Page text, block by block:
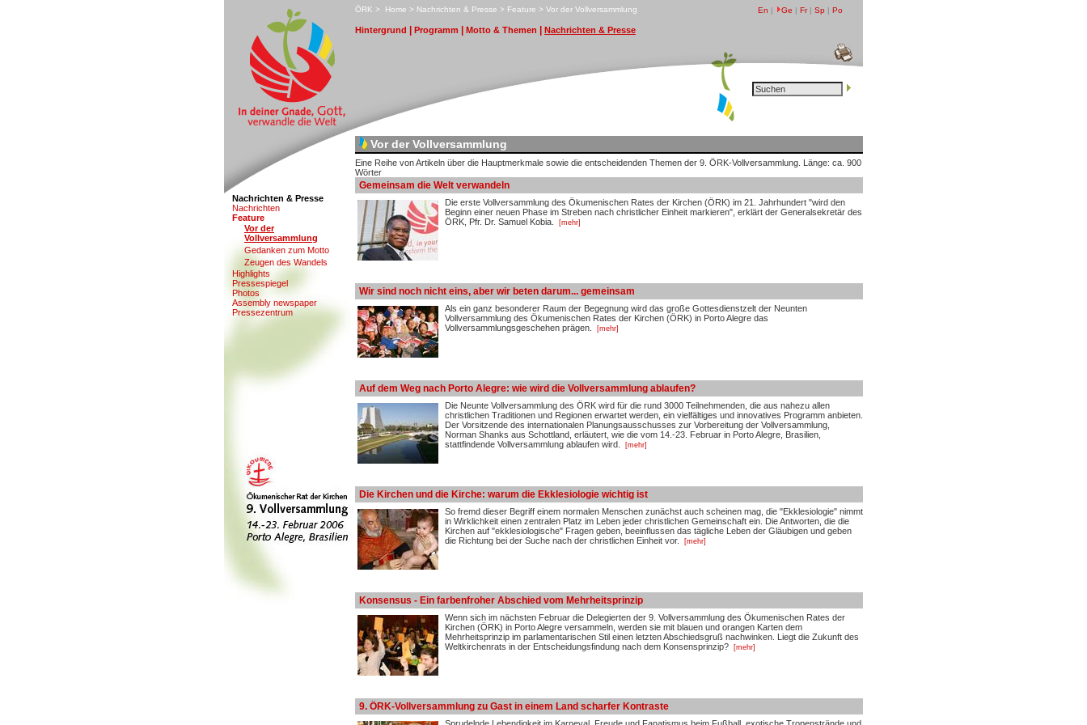
ÖRK > Home > Nachrichten & Presse > Feature > Vor der Vollversammlung En | Ge | Fr| Sp | Po
Hintergrund Programm Motto & Themen Nachrichten & Presse
Nachrichten & Presse
Nachrichten
Feature
Vor der
Vollversammlung
Gedanken zum Motto
Zeugen des Wandels
Highlights
Pressespiegel
Photos
Assembly newspaper
Pressezentrum
Vor der Vollversammlung
Eine Reihe von Artikeln über die Hauptmerkmale sowie die entscheidenden Themen der 9. ÖRK-Vollversammlung. Länge: ca. 900
Wörter
Gemeinsam die Welt verwandeln
Die erste Vollversammlung des Ökumenischen Rates der Kirchen (ÖRK) im 21. Jahrhundert "wird den
Beginn einer neuen Phase im Streben nach christlicher Einheit markieren", erklärt der Generalsekretär des
ÖRK, Pfr. Dr. Samuel Kobia.
[mehr]
Wir sind noch nicht eins, aber wir beten darum... gemeinsam
Als ein ganz besonderer Raum der Begegnung wird das große Gottesdienstzelt der Neunten
Vollversammlung des Ökumenischen Rates der Kirchen (ÖRK) in Porto Alegre das
Vollversammlungsgeschehen prägen.
[mehr]
Auf dem Weg nach Porto Alegre: wie wird die Vollversammlung ablaufen?
Die Neunte Vollversammlung des ÖRK wird für die rund 3000 Teilnehmenden, die aus nahezu allen
christlichen Traditionen und Regionen erwartet werden, ein vielfältiges und innovatives Programm anbieten.
Der Vorsitzende des internationalen Planungsausschusses zur Vorbereitung der Vollversammlung,
Norman Shanks aus Schottland, erläutert, wie die vom 14.-23. Februar in Porto Alegre, Brasilien,
stattfindende Vollversammlung ablaufen wird.
[mehr]
Die Kirchen und die Kirche: warum die Ekklesiologie wichtig ist
So fremd dieser Begriff einem normalen Menschen zunächst auch scheinen mag, die "Ekklesiologie" nimmt
in Wirklichkeit einen zentralen Platz im Leben jeder christlichen Gemeinschaft ein. Die Antworten, die die
Kirchen auf "ekklesiologische" Fragen geben, beeinflussen das tägliche Leben der Gläubigen und geben
die Richtung bei der Suche nach der christlichen Einheit vor.
[mehr]
Konsensus - Ein farbenfroher Abschied vom Mehrheitsprinzip
Wenn sich im nächsten Februar die Delegierten der 9. Vollversammlung des Ökumenischen Rates der
Kirchen (ÖRK) in Porto Alegre versammeln, werden sie mit blauen und orangen Karten dem
Mehrheitsprinzip im parlamentarischen Stil einen letzten Abschiedsgruß nachwinken. Liegt die Zukunft des
Weltkirchenrats in der Entscheidungsfindung nach dem Konsensprinzip?
[mehr]
9. ÖRK-Vollversammlung zu Gast in einem Land scharfer Kontraste